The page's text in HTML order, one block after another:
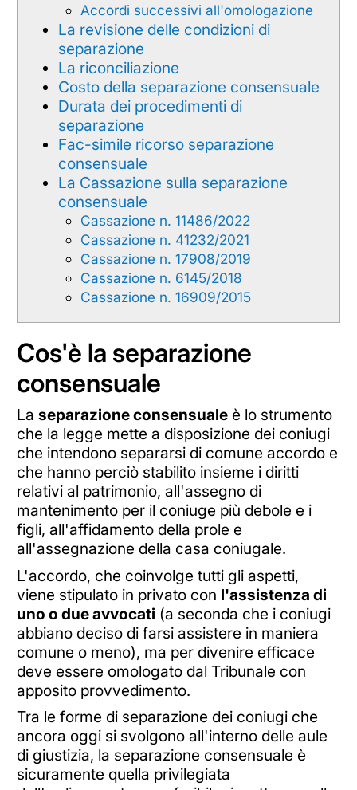
Accordi successivi all'omologazione
La revisione delle condizioni di
separazione
La riconciliazione
Costo della separazione consensuale
Durata dei procedimenti di
separazione
Fac-simile ricorso separazione
consensuale
La Cassazione sulla separazione
consensuale
Cassazione n. 11486/2022
Cassazione n. 41232/2021
Cassazione n. 17908/2019
Cassazione n. 6145/2018
Cassazione n. 16909/2015
Cos'è la separazione
consensuale
La separazione consensualeè lo strumento
che la legge mette a disposizione dei coniugi
che intendono separarsi di comune accordo e
che hanno perciò stabilito insieme i diritti
relativi al patrimonio, all'assegno di
mantenimento per il coniuge più debole e i
figli, all'affidamento della prole e
all'assegnazione della casa coniugale.
L'accordo, che coinvolge tutti gli aspetti,
viene stipulato in privato con l'assistenza di
uno o due avvocati (a seconda che i coniugi
abbiano deciso di farsi assistere in maniera
comune o meno), ma per divenire efficace
deve essere omologato dal Tribunale con
apposito provvedimento.
Tra le forme di separazione dei coniugi che
ancora oggi si svolgono all'interno delle aule
di giustizia, la separazione consensuale è
sicuramente quella privilegiata